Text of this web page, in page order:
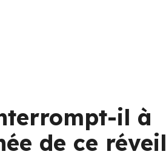
il à
de ce réveil